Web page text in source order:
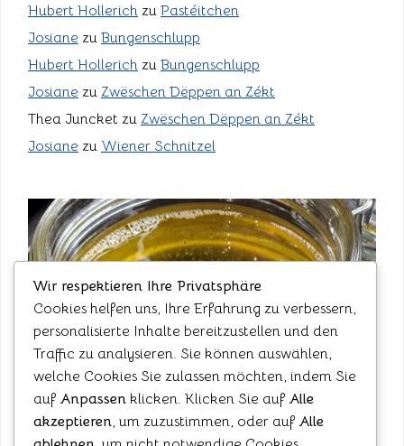
Hubert Hollerich zu Pastéitchen
Josiane zu Bungenschlupp
Hubert Hollerich zu Bungenschlupp
Josiane zu Zwëschen Dëppen an Zékt
Thea Juncket zu Zwëschen Dëppen an Zékt
Josiane zu Wiener Schnitzel
Wir respektieren Ihre Privatsphäre
Cookies helfen uns, Ihre Erfahrung zu verbessern,
personalisierte Inhalte bereitzustellen und den
Traffic zu analysieren. Sie können auswählen,
welche Cookies Sie zulassen möchten, indem Sie
auf Anpassen klicken. Klicken Sie auf Alle
akzeptieren, um zuzustimmen, oder auf Alle